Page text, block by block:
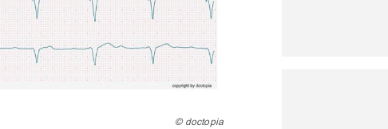
© doctopia